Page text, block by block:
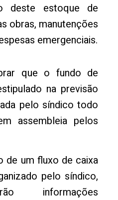
deste estoque de
obras, manutenções
emergenciais.
que o fundo de
na previsão
pelo síndico todo
assembleia pelos
de um fluxo de caixa
pelo síndico,
informações